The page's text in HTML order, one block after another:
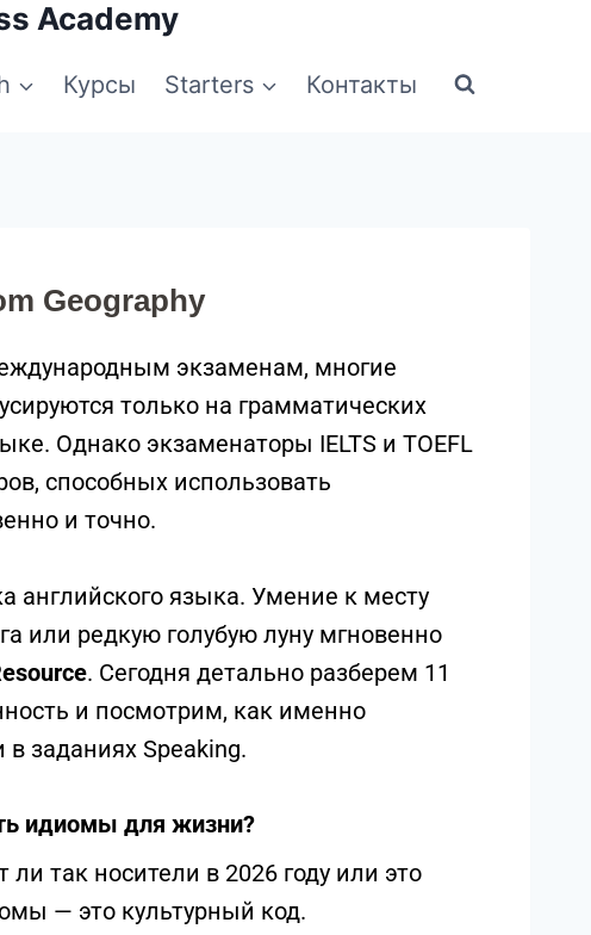
Academy
Курсы Starters Контакты
Geography
экзаменам, многие
только на грамматических
Однако экзаменаторы IELTS и TOEFL
способных использовать
и точно.
языка. Умение к месту
или редкую голубую луну мгновенно
. Сегодня детально разберем 11
и посмотрим, как именно
заданиях Speaking.
идиомы для жизни?
так носители в 2026 году или это
— это культурный код.